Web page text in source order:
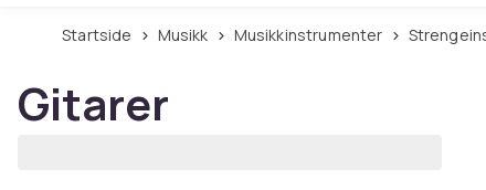
Startside Musikk Musikkinstrumenter
Gitarer